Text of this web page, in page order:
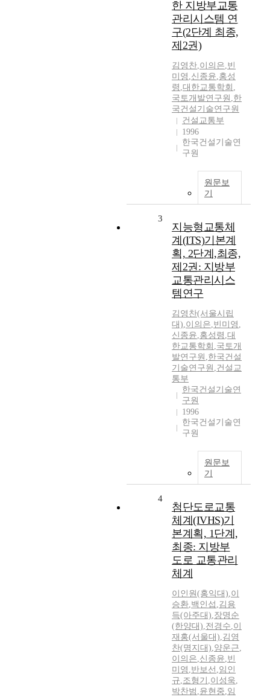
한 지방부교통
관리시스템 연
구(2단계 최종,
제2권)
김영찬,이의은,빈
미영 ,신종윤,홍성
령 ,대한교통학회 ,
국토개발연구원 ,한
국건설기술연구원
건설교통부
1996
한국건설기술연
구원
원문보
기
3
지능형교통체
계(ITS)기본계
획, 2단계,최종,
제2권: 지방부
교통관리시스
템연구
김영찬(서울시립
대),이의은,빈미영 ,
신종윤,홍성령 ,대
한교통학회 ,국토개
발연구원 ,한국건설
기술연구원 ,건설교
통부
한국건설기술연
구원
1996
한국건설기술연
구원
원문보
기
4
첨단도로교통
체계(IVHS)기
본계획, 1단계,
최종: 지방부
도로 교통관리
체계
이인원(홍익대),이
승환,백인섭 ,김용
득(아주대),장명순
(한양대),전경수,이
재홍(서울대),김영
찬(명지대),양운근,
이의은,신종윤,빈
미영 ,반보선 ,임인
규,조형기 ,이성욱,
박찬범 ,윤현중,임